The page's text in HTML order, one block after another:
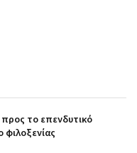
το επενδυτικό
φιλοξενίας